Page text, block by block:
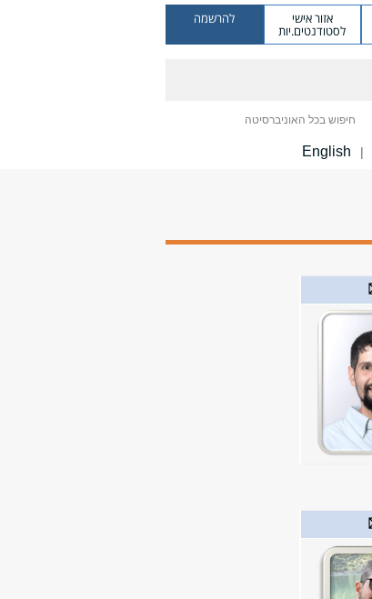
אזור אישי
לסטודנטים.יות
להרשמה
חיפוש בכל האוניברסיטה
|
English